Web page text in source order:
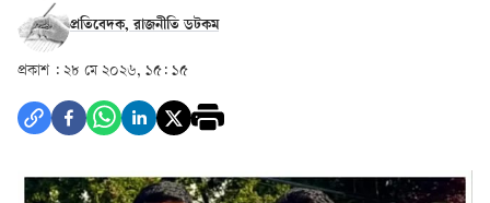
প্রতিবেদক, রাজনীতি ডটকম
প্রকাশ : ২৮ মে ২০২৬, ১৫: ১৫